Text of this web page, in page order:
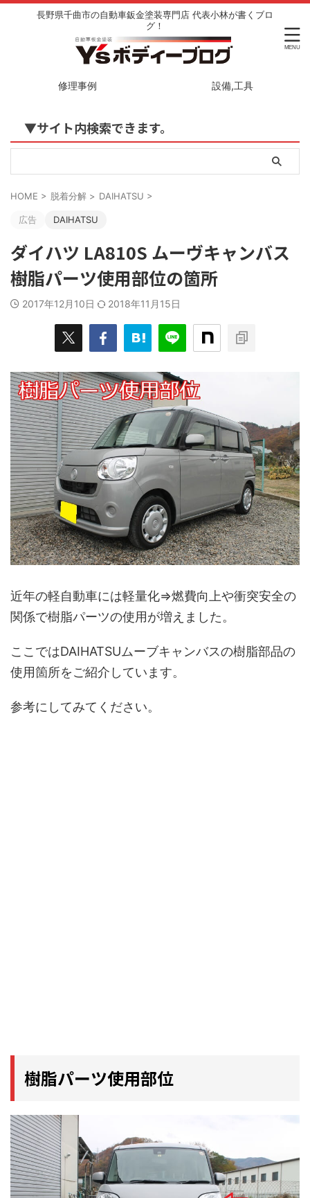
長野県千曲市の自動車鈑金塗装専門店 代表小林が書くブロ
グ！
修理事例 設備,工具
▼サイト内検索できます。
HOME > 脱着分解 > DAIHATSU >
広告 DAIHATSU
ダイハツ LA810S ムーヴキャンバス
樹脂パーツ使用部位の箇所
2017年12月10日 2018年11月15日
近年の軽自動車には軽量化⇒燃費向上や衝突安全の
関係で樹脂パーツの使用が増えました。
ここではDAIHATSUムーブキャンバスの樹脂部品の
使用箇所をご紹介しています。
参考にしてみてください。
樹脂パーツ使用部位